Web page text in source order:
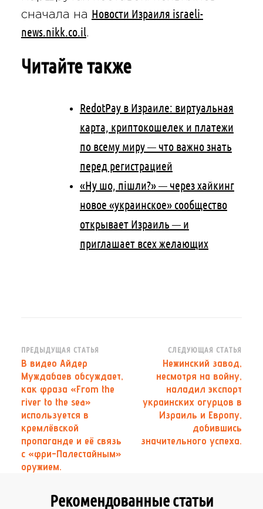
сначала на Новости Израиля israeli-
news.nikk.co.il.
Читайте также
RedotPay в Израиле: виртуальная
карта, криптокошелек и платежи
по всему миру — что важно знать
перед регистрацией
«Ну шо, пішли?» — через хайкинг
новое «украинское» сообщество
открывает Израиль — и
приглашает всех желающих
Навигация
по
записям
ПРЕДЫДУЩАЯ СТАТЬЯ
В видео Айдер
Муждабаев обсуждает,
как фраза «From the
river to the sea»
используется в
кремлёвской
пропаганде и её связь
с «фри-Палестайным»
оружием.
СЛЕДУЮЩАЯ СТАТЬЯ
Нежинский завод,
несмотря на войну,
наладил экспорт
украинских огурцов в
Израиль и Европу,
добившись
значительного успеха.
Рекомендованные статьи